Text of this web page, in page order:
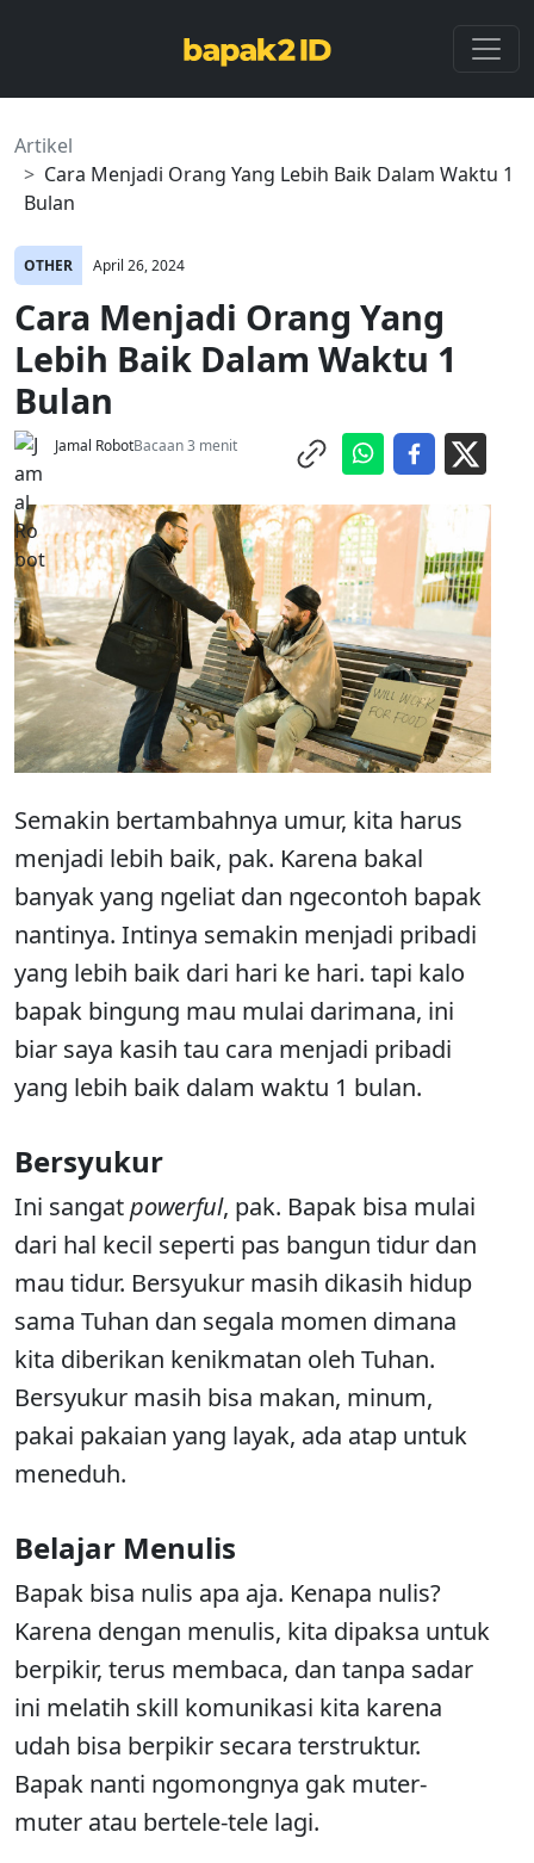
Artikel
Cara Menjadi Orang Yang Lebih Baik Dalam Waktu 1
Bulan
OTHER April 26, 2024
Cara Menjadi Orang Yang
Lebih Baik Dalam Waktu 1
Bulan
Jamal RobotBacaan 3 menit
Semakin bertambahnya umur, kita harus
menjadi lebih baik, pak. Karena bakal
banyak yang ngeliat dan ngecontoh bapak
nantinya. Intinya semakin menjadi pribadi
yang lebih baik dari hari ke hari. tapi kalo
bapak bingung mau mulai darimana, ini
biar saya kasih tau cara menjadi pribadi
yang lebih baik dalam waktu 1 bulan.
Bersyukur
Ini sangatpowerful, pak. Bapak bisa mulai
dari hal kecil seperti pas bangun tidur dan
mau tidur. Bersyukur masih dikasih hidup
sama Tuhan dan segala momen dimana
kita diberikan kenikmatan oleh Tuhan.
Bersyukur masih bisa makan, minum,
pakai pakaian yang layak, ada atap untuk
meneduh.
Belajar Menulis
Bapak bisa nulis apa aja. Kenapa nulis?
Karena dengan menulis, kita dipaksa untuk
berpikir, terus membaca, dan tanpa sadar
ini melatih skill komunikasi kita karena
udah bisa berpikir secara terstruktur.
Bapak nanti ngomongnya gak muter-
muter atau bertele-tele lagi.